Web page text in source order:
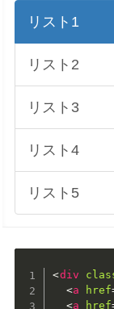
リスト1
リスト2
リスト3
リスト4
リスト5
<div
<a href
<a href